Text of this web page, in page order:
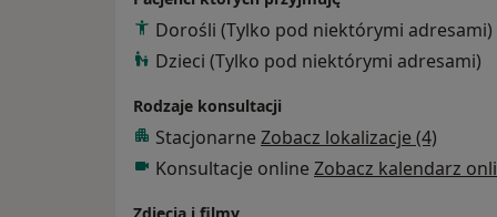
- immunoterapia swoista (odczulanie),
- porady dietetyczne w przypadku alergii
- astma, przewlekła obturacyjna choroba
choroby śródmiąższowe płuc (sarkoidoza,
zapalenie pęcherzyków płucnych, zmiany
Dorośli (Tylko pod niektórymi adresami)
Dzieci (Tylko pod niektórymi adresami)
Rodzaje konsultacji
Stacjonarne Zobacz lokalizacje (4)
Konsultacje online Zobacz kalendarz